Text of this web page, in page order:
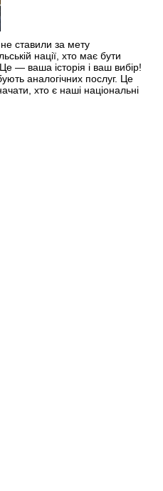
ставили за мету
нації, хто має бути
— ваша історія і ваш вибір!
аналогічних послуг. Це
хто є наші національні